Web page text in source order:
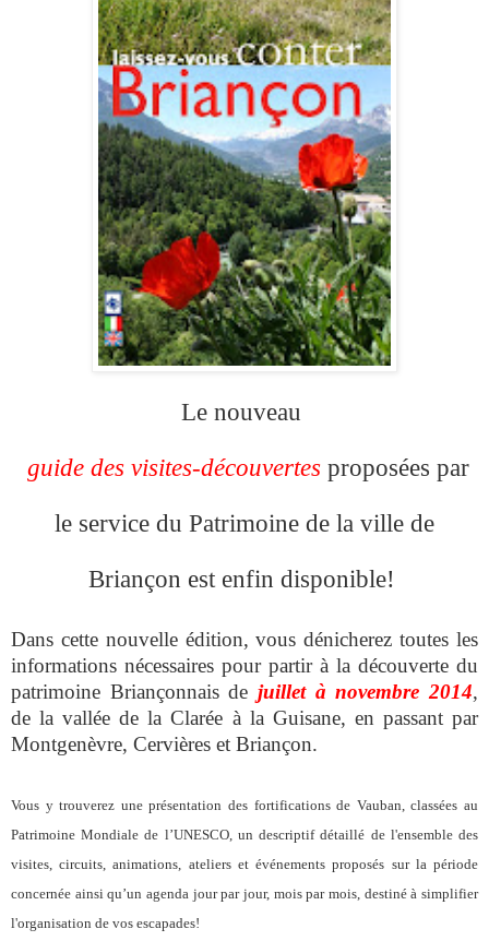
Le nouveau
guide des visites-découvertesproposées par
le service du Patrimoine de la ville de
Briançon est enfin disponible!
Dans cette nouvelle édition, vous dénicherez toutes les
informations nécessaires pour partir à la découverte du
patrimoine Briançonnais de juillet à novembre 2014,
de la vallée de la Clarée à la Guisane, en passantpar
Montgenèvre, Cervières et Briançon.
Vous y trouverez une présentation des fortifications de Vauban, classées au
Patrimoine Mondiale de l’UNESCO, un descriptif détaillé de l'ensemble des
visites, circuits, animations, ateliers et événements proposés sur la période
concernée ainsi qu’un agenda jour par jour, mois par mois, destiné à simplifier
l'organisation de vos escapades!